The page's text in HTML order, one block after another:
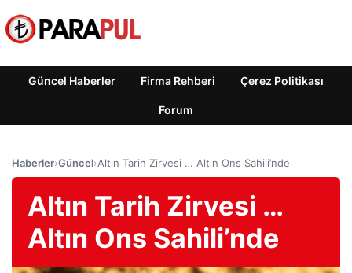
Güncel Haberler Firma Rehberi Çerez Politikası
Forum
Haberler›Güncel›Altın Tarih Zirvesi … Altın Ons Sahili’nde
Altın Tarih Zirvesi …
Altın Ons Sahili’nde